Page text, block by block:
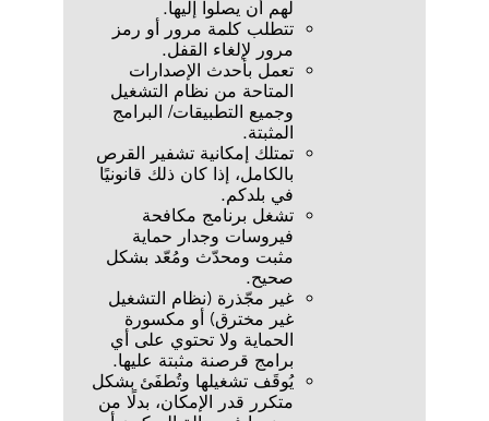
لهم أن يصلوا إليها.
تتطلب كلمة مرور أو رمز
مرور لإلغاء القفل.
تعمل بأحدث الإصدارات
المتاحة من نظام التشغيل
وجميع التطبيقات/ البرامج
المثبتة.
تمتلك إمكانية تشفير القرص
بالكامل، إذا كان ذلك قانونيًا
في بلدكم.
تشغل برنامج مكافحة
فيروسات وجدار حماية
مثبت ومحدّث ومُعّد بشكل
صحيح.
غير مجّذرة (نظام التشغيل
غير مخترق) أو مكسورة
الحماية ولا تحتوي على أي
برامج قرصنة مثبتة عليها.
يُوقَف تشغيلها وتُطفَئ بشكل
متكرر قدر الإمكان، بدلًا من